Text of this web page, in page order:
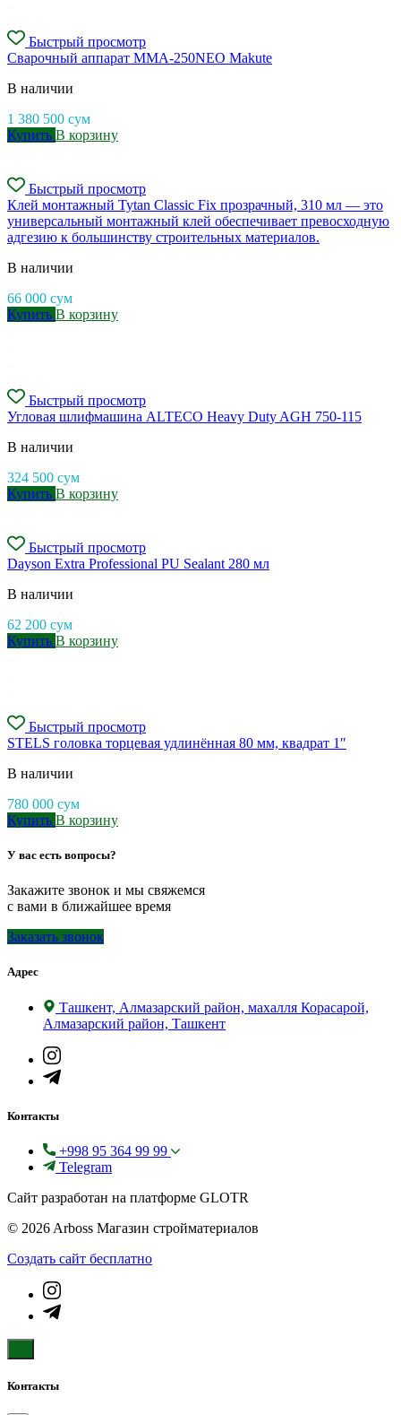
Быстрый просмотр
Сварочный аппарат MMA-250NEO Makute
В наличии
1 380 500 сум
Купить В корзину
Быстрый просмотр
Клей монтажный Tytan Classic Fix прозрачный, 310 мл — это
универсальный монтажный клей обеспечивает превосходную
адгезию к большинству строительных материалов.
В наличии
66 000 сум
Купить В корзину
Быстрый просмотр
Угловая шлифмашина ALTECO Heavy Duty AGH 750-115
В наличии
324 500 сум
Купить В корзину
Быстрый просмотр
Dayson Extra Professional PU Sealant 280 мл
В наличии
62 200 сум
Купить В корзину
Быстрый просмотр
STELS головка торцевая удлинённая 80 мм, квадрат 1″
В наличии
780 000 сум
Купить В корзину
У вас есть вопросы?
Закажите звонок и мы свяжемся
с вами в ближайшее время
Заказать звонок
Адрес
Ташкент, Алмазарский район, махалля Корасарой,
Алмазарский район, Ташкент
Контакты
+998 95 364 99 99
Telegram
Сайт разработан на платформе GLOTR
© 2026 Arboss Магазин стройматериалов
Создать cайт бесплатно
Контакты